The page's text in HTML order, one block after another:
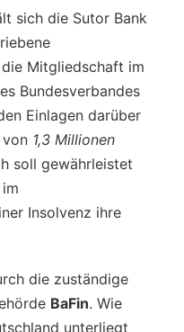
sich die Sutor Bank
Mitgliedschaft im
Bundesverbandes
Einlagen darüber
von 1,3 Millionen
soll gewährleistet
Insolvenz ihre
die zuständige
BaFin. Wie
unterliegt